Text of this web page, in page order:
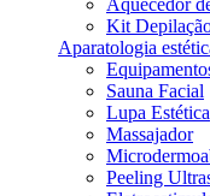
Aquecedor
Kit
Aparatologia
Sauna Facial
Lupa Estética
Massajador
Peeling